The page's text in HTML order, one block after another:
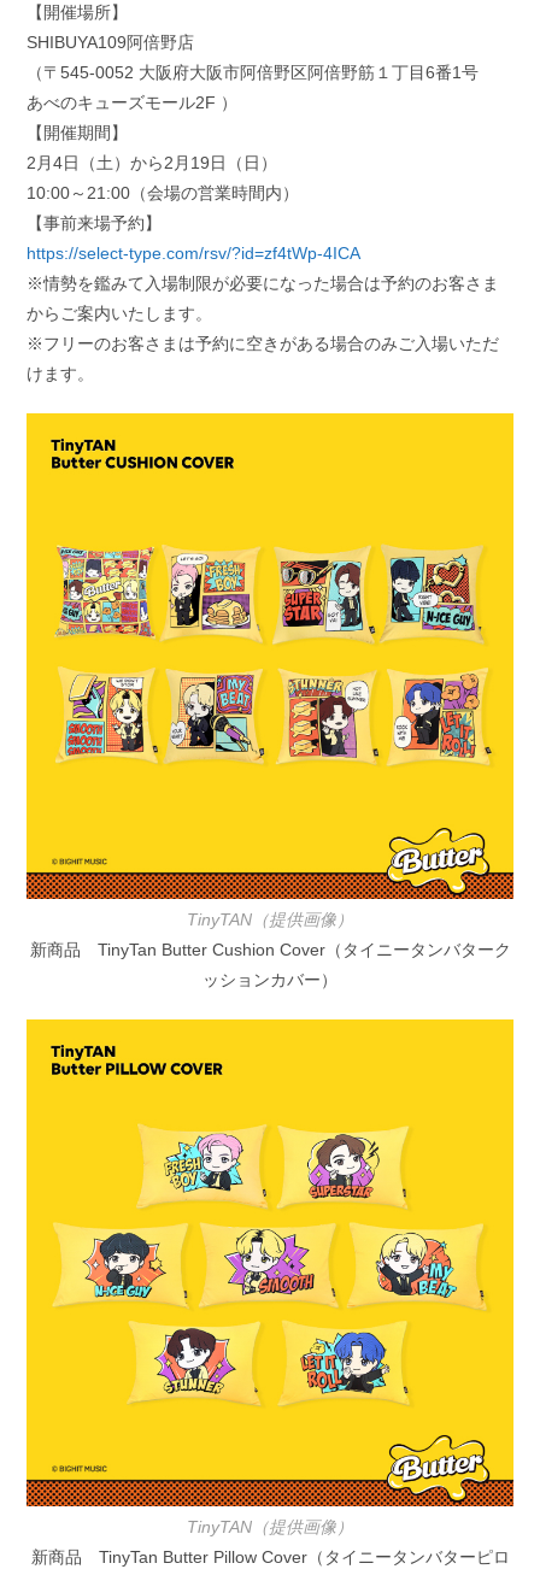
【開催場所】
SHIBUYA109阿倍野店
（〒545-0052 大阪府大阪市阿倍野区阿倍野筋１丁目6番1号
あべのキューズモール2F ）
【開催期間】
2月4日（土）から2月19日（日）
10:00～21:00（会場の営業時間内）
【事前来場予約】
https://select-type.com/rsv/?id=zf4tWp-4ICA
※情勢を鑑みて入場制限が必要になった場合は予約のお客さま
からご案内いたします。
※フリーのお客さまは予約に空きがある場合のみご入場いただ
けます。
TinyTAN（提供画像）
新商品 TinyTan Butter Cushion Cover（タイニータンバターク
ッションカバー）
TinyTAN（提供画像）
新商品 TinyTan Butter Pillow Cover（タイニータンバターピロ